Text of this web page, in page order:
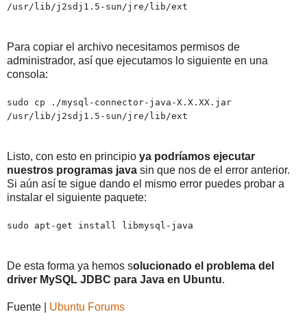
/usr/lib/j2sdj1.5-sun/jre/lib/ext
Para copiar el archivo necesitamos permisos de
administrador, así que ejecutamos lo siguiente en una
consola:
sudo cp ./mysql-connector-java-X.X.XX.jar
/usr/lib/j2sdj1.5-sun/jre/lib/ext
Listo, con esto en principio ya podríamos ejecutar
nuestros programas java sin que nos de el error anterior.
Si aún así te sigue dando el mismo error puedes probar a
instalar el siguiente paquete:
sudo apt-get install libmysql-java
De esta forma ya hemos solucionado el problema del
driver MySQL JDBC para Java en Ubuntu.
Fuente | Ubuntu Forums